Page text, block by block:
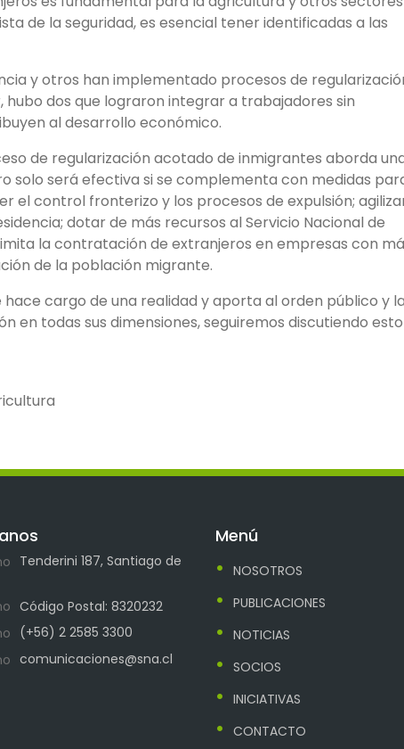
de la seguridad, es esencial tener identificadas a las
y otros han implementado procesos de
hubo dos que lograron integrar a trabajadores sin
al desarrollo económico.
de regularización acotado de inmigrantes aborda
solo será efectiva si se complementa con medidas
el control fronterizo y los procesos de expulsión;
dotar de más recursos al Servicio Nacional de
la contratación de extranjeros en empresas con
de la población migrante.
cargo de una realidad y aporta al orden público y
en todas sus dimensiones, seguiremos discutiendo esto
Tenderini 187, Santiago de
Código Postal: 8320232
(+56) 2 2585 3300
comunicaciones@sna.cl
Menú
NOSOTROS
PUBLICACIONES
NOTICIAS
SOCIOS
INICIATIVAS
CONTACTO